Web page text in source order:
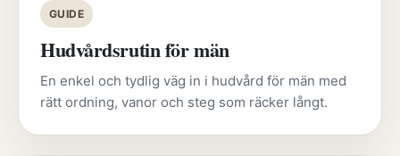
GUIDE
Hudvårdsrutin för män
En enkel och tydlig väg in i hudvård för män med
rätt ordning, vanor och steg som räcker långt.